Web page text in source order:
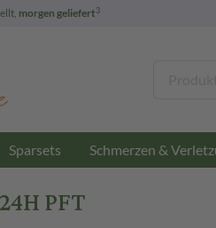
morgen geliefert3
Sparsets Schmerzen &
PFT